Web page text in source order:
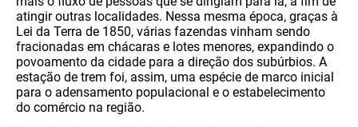
atingir outras localidades. Nessa mesma época, graças à
Lei da Terra de 1850, várias fazendas vinham sendo
fracionadas em chácaras e lotes menores, expandindo o
povoamento da cidade para a direção dos subúrbios. A
estação de trem foi, assim, uma espécie de marco inicial
para o adensamento populacional e o estabelecimento
do comércio na região.